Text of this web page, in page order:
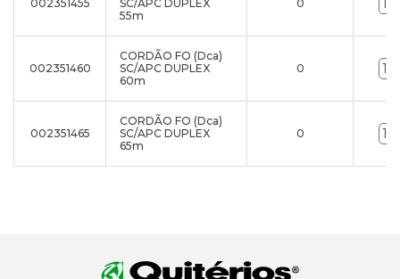
002351455
SC/APC DUPLEX
55m
0
002351460
CORDÃO FO (Dca)
SC/APC DUPLEX
60m
0
002351465
CORDÃO FO (Dca)
SC/APC DUPLEX
65m
0